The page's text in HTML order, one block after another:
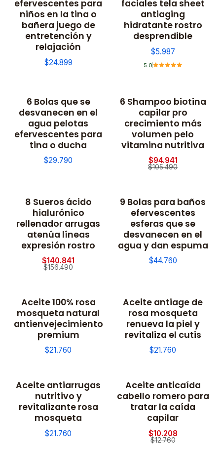
efervescentes para
niños en la tina o
bañera juego de
entretención y
relajación
$24.899
faciales tela sheet
antiaging
hidratante rostro
desprendible
$5.987
5.0
6 Bolas que se
desvanecen en el
agua pelotas
efervescentes para
tina o ducha
$29.790
-10% OFF
6 Shampoo biotina
capilar pro
crecimiento más
volumen pelo
vitamina nutritiva
$94.941
$105.490
-10% OFF
8 Sueros ácido
hialurónico
rellenador arrugas
atenúa líneas
expresión rostro
$140.841
$156.490
9 Bolas para baños
efervescentes
esferas que se
desvanecen en el
agua y dan espuma
$44.760
Aceite 100% rosa
mosqueta natural
antienvejecimiento
premium
$21.760
Aceite antiage de
rosa mosqueta
renueva la piel y
revitaliza el cutis
$21.760
Aceite antiarrugas
nutritivo y
revitalizante rosa
mosqueta
$21.760
-20% OFF
Aceite anticaída
cabello romero para
tratar la caída
capilar
$10.208
$12.760